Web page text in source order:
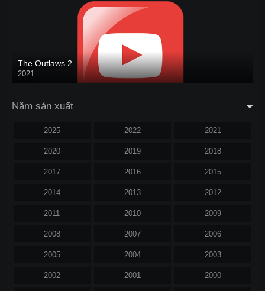
The Outlaws 2
2021
Năm sản xuất
2025 2022 2021
2020 2019 2018
2017 2016 2015
2014 2013 2012
2011 2010 2009
2008 2007 2006
2005 2004 2003
2002 2001 2000